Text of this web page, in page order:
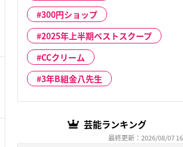
300円ショップ
2025年上半期ベストスクープ
CCクリーム
3年B組金八先生
芸能ランキング
最終更新：2026/08/07